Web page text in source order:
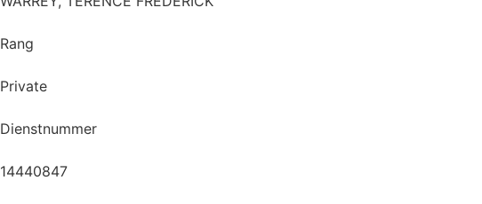
Rang
Private
Dienstnummer
14440847